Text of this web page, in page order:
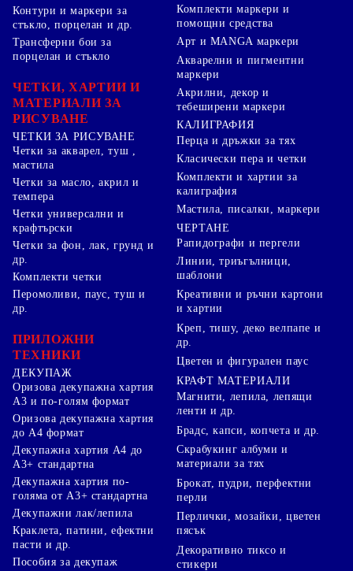
Контури и маркери за
стъкло, порцелан и др.
Трансферни бои за
порцелан и стъкло
ЧЕТКИ, ХАРТИИ И
МАТЕРИАЛИ ЗА
РИСУВАНЕ
ЧЕТКИ ЗА РИСУВАНЕ
Четки за акварел, туш ,
мастила
Четки за масло, акрил и
темпера
Четки универсални и
крафтърски
Четки за фон, лак, грунд и
др.
Комплекти четки
Комплекти маркери и
помощни средства
Арт и MANGA маркери
Акварелни и пигментни
маркери
Акрилни, декор и
тебеширени маркери
КАЛИГРАФИЯ
Перца и дръжки за тях
Класически пера и четки
Комплекти и хартии за
калиграфия
Мастила, писалки, маркери
ЧЕРТАНЕ
Рапидографи и пергели
Линии, триъгълници,
шаблони
Перомоливи, паус, туш и
др.
ПРИЛОЖНИ
ТЕХНИКИ
ДЕКУПАЖ
Оризова декупажна хартия
А3 и по-голям формат
Оризова декупажна хартия
до А4 формат
Декупажна хартия А4 до
А3+ стандартна
Декупажна хартия по-
голяма от А3+ стандартна
Декупажни лак/лепила
Краклета, патини, ефектни
пасти и др.
Пособия за декупаж
Креативни и ръчни картони
и хартии
Креп, тишу, деко велпапе и
др.
Цветен и фигурален паус
КРАФТ МАТЕРИАЛИ
Магнити, лепила, лепящи
ленти и др.
Брадс, капси, копчета и др.
Скрабукинг албуми и
материали за тях
Брокат, пудри, перфектни
перли
Перлички, мозайки, цветен
пясък
Декоративно тиксо и
стикери